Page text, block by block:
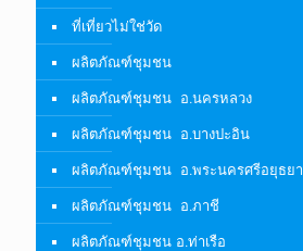
ที่เที่ยวไม่ใช่วัด
ผลิตภัณฑ์ชุมชน
ผลิตภัณฑ์ชุมชน อ.นครหลวง
ผลิตภัณฑ์ชุมชน อ.บางปะอิน
ผลิตภัณฑ์ชุมชน อ.พระนครศรีอยุธยา
ผลิตภัณฑ์ชุมชน อ.ภาชี
ผลิตภัณฑ์ชุมชน อ.ท่าเรือ